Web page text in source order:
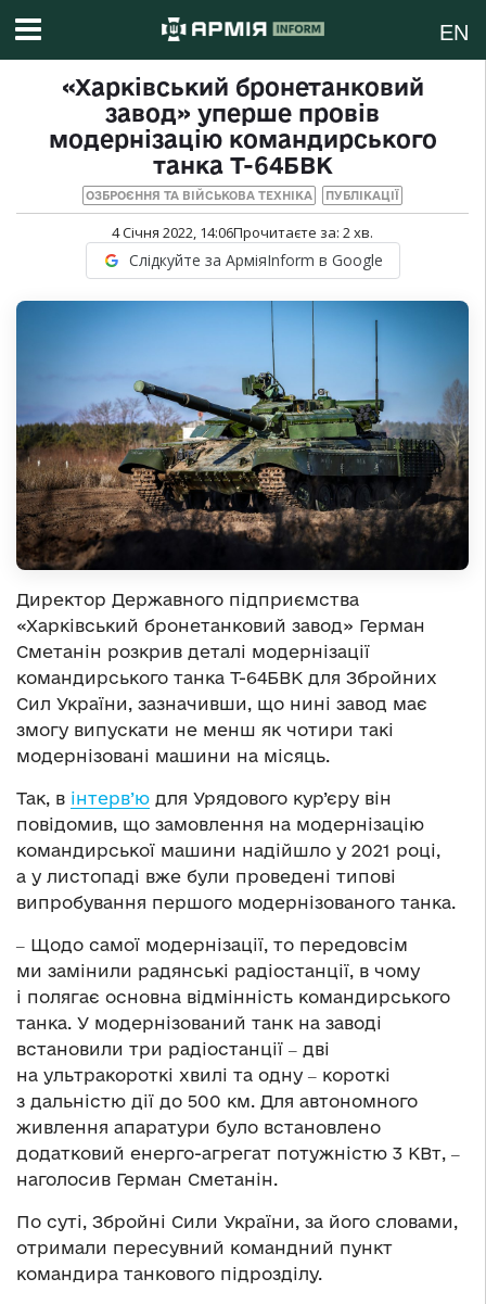
EN
«Харківський бронетанковий
завод» уперше провів
модернізацію командирського
танка Т-64БВК
ОЗБРОЄННЯ ТА ВІЙСЬКОВА ТЕХНІКА ПУБЛІКАЦІЇ
4 Січня 2022, 14:06Прочитаєте за: 2хв.
Слідкуйте за АрміяInform в Google
Директор Державного підприємства
«Харківський бронетанковий завод» Герман
Сметанін розкрив деталі модернізації
командирського танка Т-64БВК для Збройних
Сил України, зазначивши, що нині завод має
змогу випускати не менш як чотири такі
модернізовані машини на місяць.
Так, в інтерв’ю для Урядового кур’єру він
повідомив, що замовлення на модернізацію
командирської машини надійшло у 2021 році,
а у листопаді вже були проведені типові
випробування першого модернізованого танка.
‒ Щодо самої модернізації, то передовсім
ми замінили радянські радіостанції, в чому
і полягає основна відмінність командирського
танка. У модернізований танк на заводі
встановили три радіостанції ‒ дві
на ультракороткі хвилі та одну ‒ короткі
з дальністю дії до 500 км. Для автономного
живлення апаратури було встановлено
додатковий енерго-агрегат потужністю 3 КВт, ‒
наголосив Герман Сметанін.
По суті, Збройні Сили України, за його словами,
отримали пересувний командний пункт
командира танкового підрозділу.